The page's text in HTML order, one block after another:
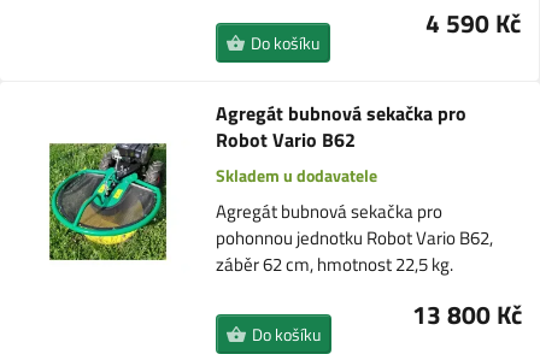
4 590 Kč
Do košíku
Agregát bubnová sekačka pro
Robot Vario B62
Skladem u dodavatele
Agregát bubnová sekačka pro
pohonnou jednotku Robot Vario B62,
záběr 62 cm, hmotnost 22,5 kg.
13 800 Kč
Do košíku